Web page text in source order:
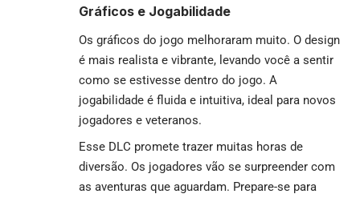
Gráficos e Jogabilidade
Os gráficos do jogo melhoraram muito. O design
é mais realista e vibrante, levando você a sentir
como se estivesse dentro do jogo. A
jogabilidade é fluida e intuitiva, ideal para novos
jogadores e veteranos.
Esse DLC promete trazer muitas horas de
diversão. Os jogadores vão se surpreender com
as aventuras que aguardam. Prepare-se para